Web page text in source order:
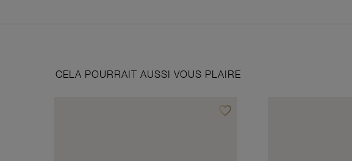
CELA POURRAIT AUSSI VOUS PLAIRE
favorite_borderAjouter à vos favoris